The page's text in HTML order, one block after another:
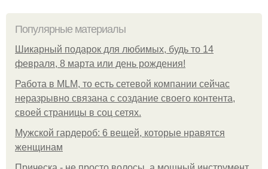
Популярные материалы
Шикарный подарок для любимых, будь то 14
февраля, 8 марта или день рождения!
Работа в MLM, то есть сетевой компании сейчас
неразрывно связана с создание своего контента,
своей страницы в соц сетях.
Мужской гардероб: 6 вещей, которые нравятся
женщинам